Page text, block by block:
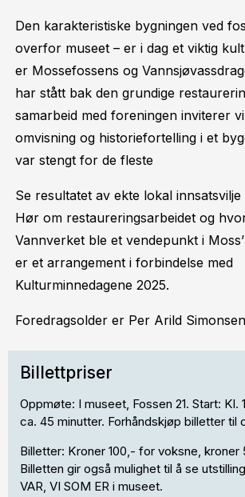
Den karakteristiske bygningen ved
overfor museet – er i dag et viktig
er Mossefossens og
har stått bak den grundige
samarbeid med foreningen inviterer
omvisning og historiefortelling i et
var stengt for de fleste
Se resultatet av ekte lokal
Hør om restaureringsarbeidet og
Vannverket ble et vendepunkt i
er et arrangement i forbindelse med
Kulturminnedagene 2025.
Foredragsolder er Per Arild
Billettpriser
Oppmøte: I museet, Fossen 21. Start: Kl.
ca. 45 minutter. Forhåndskjøp billetter til
Billetter: Kroner 100,- for voksne, kroner
Billetten gir også mulighet til å se
VAR, VI SOM ER i museet.